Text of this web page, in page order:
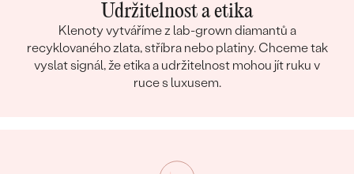
Udržitelnost a etika
Klenoty vytváříme z lab-grown diamantů a
recyklovaného zlata, stříbra nebo platiny. Chceme tak
vyslat signál, že etika a udržitelnost mohou jít ruku v
ruce s luxusem.